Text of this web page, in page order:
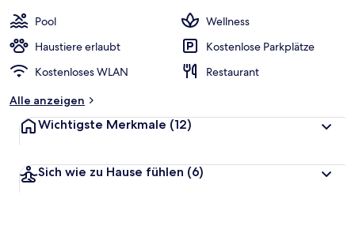
Pool
Wellness
Haustiere erlaubt
Kostenlose Parkplätze
Kostenloses WLAN
Restaurant
Alle anzeigen
Wichtigste Merkmale (12)
Sich wie zu Hause fühlen (6)